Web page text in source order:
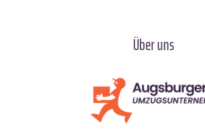
Über uns